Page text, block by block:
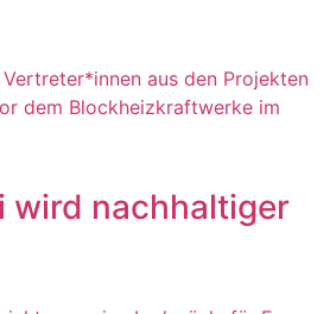
wird nachhaltiger